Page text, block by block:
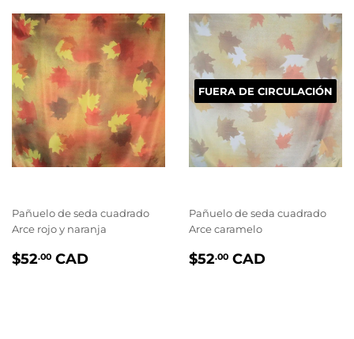
Pañuelo de seda cuadrado
Arce rojo y naranja
PRIX
$52.00 CAD
FUERA DE CIRCULACIÓN
Pañuelo de seda cuadrado
Arce caramelo
PRIX
$52.00 CAD